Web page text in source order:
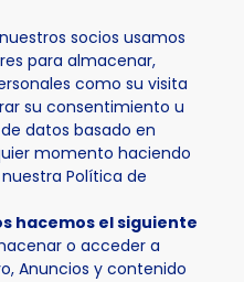
socios usamos
para almacenar,
como su visita
su consentimiento u
datos basado en
momento haciendo
Política de
hacemos el siguiente
o acceder a
Anuncios y contenido
Noticia - Abiertas las